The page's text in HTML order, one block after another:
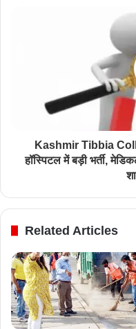
Kashmir Tibbia
हॉस्पिटल में बड़ी भर्ती,
Related Articles